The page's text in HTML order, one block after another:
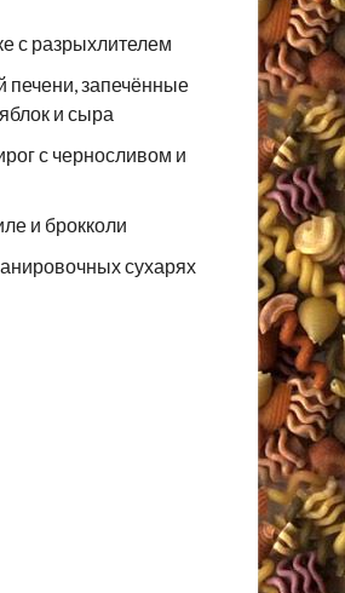
с разрыхлителем
печени, запечённые
и сыра
с черносливом и
и брокколи
сухарях